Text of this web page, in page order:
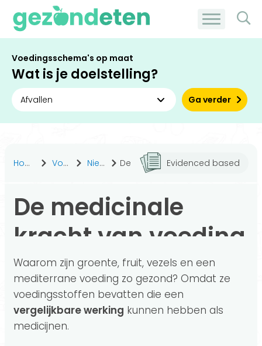
Voedingsschema's op maat
Wat is je doelstelling?
Ga verder
Home Voeding Nieuws De medicinale kracht van voeding Evidenced based
De medicinale
kracht van voeding
Waarom zijn groente, fruit, vezels en een
mediterrane voeding zo gezond? Omdat ze
voedingsstoffen bevatten die een
vergelijkbare werking kunnen hebben als
medicijnen.